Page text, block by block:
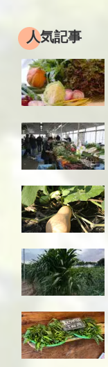
人気記事